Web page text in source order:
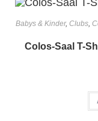
Babys & Kinder, Clubs,
Colos-Saal T-